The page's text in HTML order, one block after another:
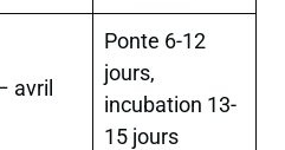
avril
Ponte 6-12
jours,
incubation 13-
15 jours